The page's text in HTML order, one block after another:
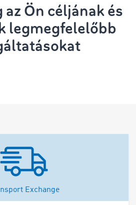
az Ön céljának és
legmegfelelőbb
Exchange